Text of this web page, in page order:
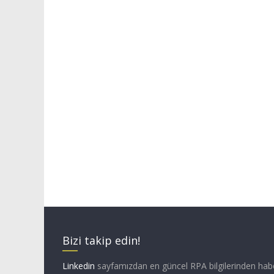
Bizi takip edin!
Linkedin sayfamızdan en güncel RPA bilgilerinden